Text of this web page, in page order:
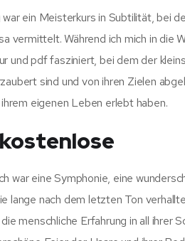
war ein Meisterkurs in Subtilität, bei
vermittelt. Während ich mich in die
und pdf fasziniert, bei dem der
sind und von ihren Zielen
eigenen Leben erlebt haben.
war eine Symphonie, eine
lange nach dem letzten Ton
die menschliche Erfahrung in all